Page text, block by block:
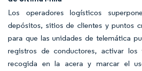
Los operadores logísticos
depósitos, sitios de clientes y puntos
para que las unidades de telemática
registros de conductores, activar
recogida en la acera y marcar el